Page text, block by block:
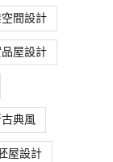
間設計
屋設計
典風
屋設計